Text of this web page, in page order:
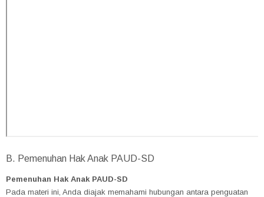
B. Pemenuhan Hak Anak PAUD-SD
Pemenuhan Hak Anak PAUD-SD
Pada materi ini, Anda diajak memahami hubungan antara penguatan